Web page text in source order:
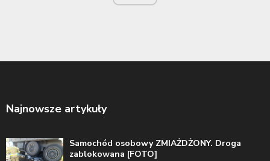
Najnowsze artykuły
Samochód osobowy ZMIAŻDŻONY. Droga
zablokowana [FOTO]